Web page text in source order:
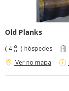
Old Planks
( 4 ) hóspedes
Ver no mapa